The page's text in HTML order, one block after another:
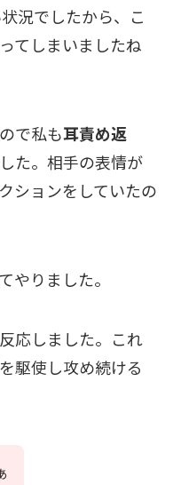
況でしたから、こ
てしまいましたね
で私も耳責め返
た。相手の表情が
ションをしていたの
やりました。
応しました。これ
駆使し攻め続ける